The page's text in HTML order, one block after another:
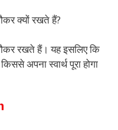
क्यों रखते हैं?
रखते हैं। यह इसलिए कि
अपना स्वार्थ पूरा होगा